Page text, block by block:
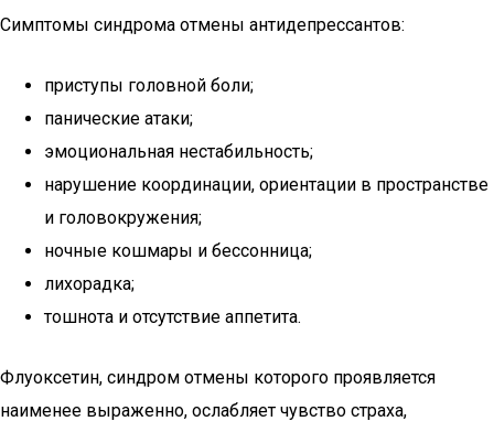
Симптомы синдрома отмены антидепрессантов:
приступы головной боли;
панические атаки;
эмоциональная нестабильность;
нарушение координации, ориентации в пространстве
и головокружения;
ночные кошмары и бессонница;
лихорадка;
тошнота и отсутствие аппетита.
Флуоксетин, синдром отмены которого проявляется
наименее выраженно, ослабляет чувство страха,